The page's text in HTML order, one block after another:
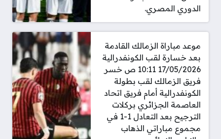
الدوري المصري.
موعد مباراة الزمالك القادمة
بعد خسارة لقب الكونفدرالية
17/05/2026 10:11 ص خسر
فريق الزمالك لقب بطولة
الكونفدرالية أمام فريق اتحاد
العاصمة الجزائري بركلات
الترجيح بعد التعادل 1-1 في
مجموع مباراتي الذهاب